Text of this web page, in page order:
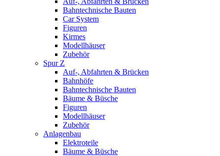
Bahntechnische Bauten
Car System
Figuren
Kirmes
Modellhäuser
Zubehör
Spur Z
Auf-, Abfahrten & Brücken
Bahnhöfe
Bahntechnische Bauten
Bäume & Büsche
Figuren
Modellhäuser
Zubehör
Anlagenbau
Elektroteile
Bäume & Büsche